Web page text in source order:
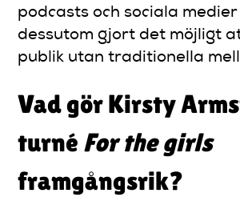
podcasts och sociala
dessutom gjort det möjligt
publik utan traditionella
Vad gör Kirsty
turné For the girls
framgångsrik?